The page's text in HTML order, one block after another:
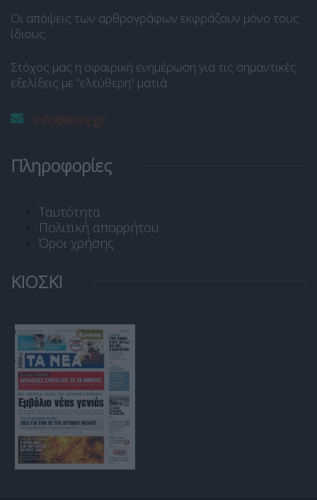
Οι απόψεις των αρθρογράφων εκφράζουν μόνο τους
ίδιους.
Στόχος μας η σφαιρική ενημέρωση για τις σημαντικές
εξελίξεις με “ελεύθερη” ματιά.
info@libre.gr
Πληροφορίες
Ταυτότητα
Πολιτική απορρήτου
Όροι χρήσης
ΚΙΟΣΚΙ